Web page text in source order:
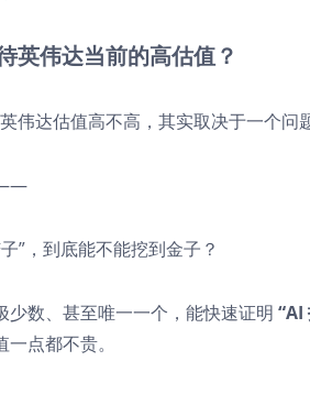
英伟达当前的高估值？
英伟达估值高不高，其实取决于一个问
——
”，到底能不能挖到金子？
少数、甚至唯一一个，能快速证明 “AI
点都不贵。